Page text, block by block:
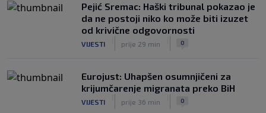
Pejić Sremac: Haški tribunal pokazao je
da ne postoji niko ko može biti izuzet
od krivične odgovornosti
VIJESTI prije 29 min 0
Eurojust: Uhapšen osumnjičeni za
krijumčarenje migranata preko BiH
VIJESTI prije 36 min 0